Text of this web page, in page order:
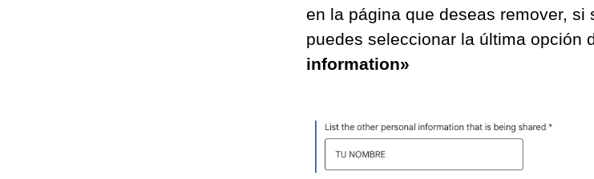
en la página que deseas remover, si
puedes seleccionar la última opción
information»